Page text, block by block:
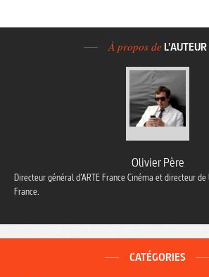
À propos de L'AUTEUR
Olivier Père
Directeur général d’ARTE France Cinéma et directeur de
France.
CATÉGORIES